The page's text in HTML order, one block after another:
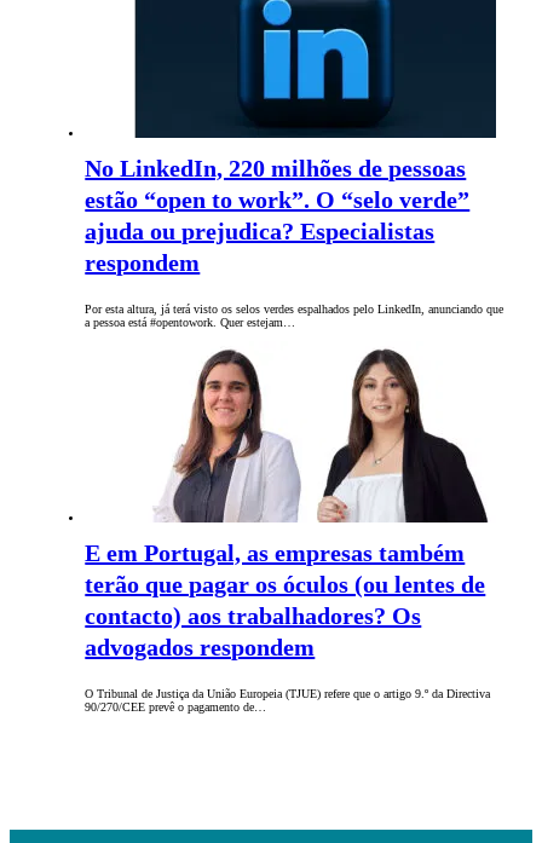
No LinkedIn, 220 milhões de pessoas
estão “open to work”. O “selo verde”
ajuda ou prejudica? Especialistas
respondem
Por esta altura, já terá visto os selos verdes espalhados pelo LinkedIn, anunciando que
a pessoa está #opentowork. Quer estejam…
E em Portugal, as empresas também
terão que pagar os óculos (ou lentes de
contacto) aos trabalhadores? Os
advogados respondem
O Tribunal de Justiça da União Europeia (TJUE) refere que o artigo 9.º da Directiva
90/270/CEE prevê o pagamento de…